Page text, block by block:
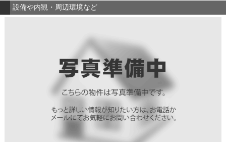
設備や内観・周辺環境など